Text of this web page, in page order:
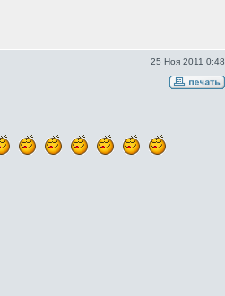
25 Ноя 2011 0:48